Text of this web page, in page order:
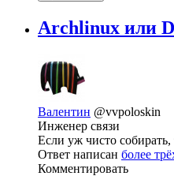
Archlinux или
Валентин @vvpoloskin
Инженер связи
Если уж чисто
Ответ написан более
Комментировать